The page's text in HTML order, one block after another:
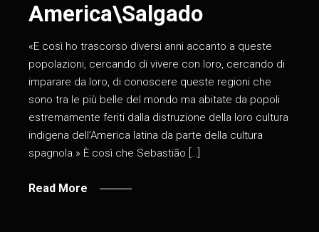
America\Salgado
«E così ho trascorso diversi anni accanto a queste
popolazioni, cercando di vivere con loro, cercando di
imparare da loro, di conoscere queste regioni che
sono tra le più belle del mondo ma abitate da popoli
estremamente feriti dalla distruzione della loro cultura
indigena dell’America latina da parte della cultura
spagnola.» È così che Sebastião […]
Read More